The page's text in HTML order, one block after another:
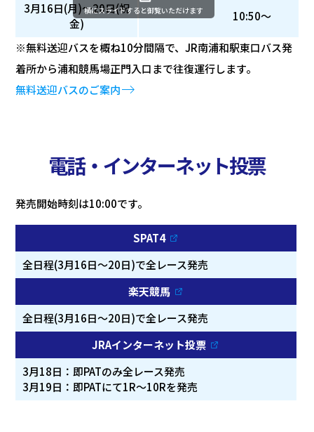
3月16日(月)～20日(祝
金)
10:50～
横にスライドすると御覧いただけます
※無料送迎バスを概ね10分間隔で、JR南浦和駅東口バス発
着所から浦和競馬場正門入口まで往復運行します。
無料送迎バスのご案内
電話・インターネット投票
発売開始時刻は10:00です。
SPAT4
全日程(3月16日～20日)で全レース発売
楽天競馬
全日程(3月16日～20日)で全レース発売
JRAインターネット投票
3月18日：即PATのみ全レース発売
3月19日：即PATにて1R～10Rを発売